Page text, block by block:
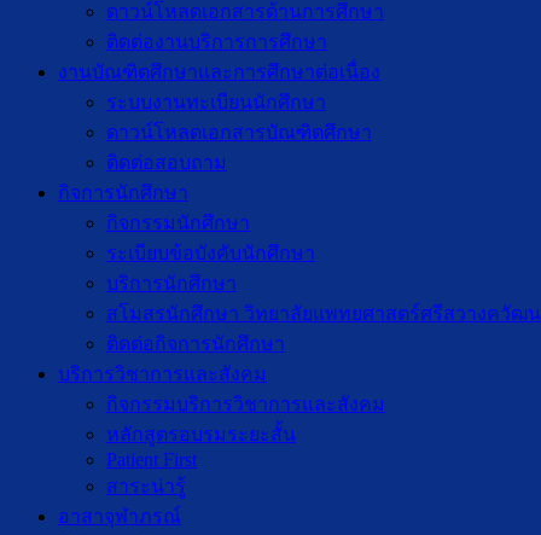
ดาวน์โหลดเอกสารด้านการศึกษา
ติดต่องานบริการการศึกษา
งานบัณฑิตศึกษาเเละการศึกษาต่อเนื่อง
ระบบงานทะเบียนนักศึกษา
ดาวน์โหลดเอกสารบัณฑิตศึกษา
ติดต่อสอบถาม
กิจการนักศึกษา
กิจกรรมนักศึกษา
ระเบียบข้อบังคับนักศึกษา
บริการนักศึกษา
สโมสรนักศึกษา วิทยาลัยแพทยศาสตร์ศรีสวางควัฒน
ติดต่อกิจการนักศึกษา
บริการวิชาการและสังคม
กิจกรรมบริการวิชาการและสังคม
หลักสูตรอบรมระยะสั้น
Patient First
สาระน่ารู้
อาสาจุฬาภรณ์